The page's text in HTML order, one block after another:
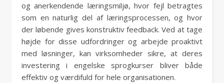
og anerkendende læringsmiljø, hvor fejl betragtes
som en naturlig del af læringsprocessen, og hvor
der løbende gives konstruktiv feedback. Ved at tage
højde for disse udfordringer og arbejde proaktivt
med løsninger, kan virksomheder sikre, at deres
investering i engelske sprogkurser bliver både
effektiv og værdifuld for hele organisationen.